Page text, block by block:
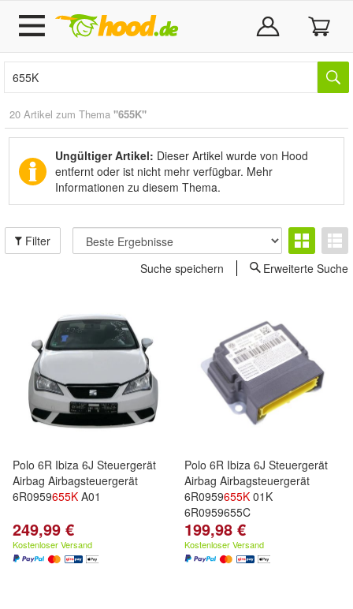
20 Artikel zum Thema "655K"
Ungültiger Artikel: Dieser Artikel wurde von Hood
entfernt oder ist nicht mehr verfügbar. Mehr
Informationen zu diesem Thema.
Filter
Suche speichern
Erweiterte Suche
Polo 6R Ibiza 6J Steuergerät
Airbag Airbagsteuergerät
6R0959655K A01
249,99 €
Kostenloser Versand
Polo 6R Ibiza 6J Steuergerät
Airbag Airbagsteuergerät
6R0959655K 01K
6R0959655C
199,98 €
Kostenloser Versand